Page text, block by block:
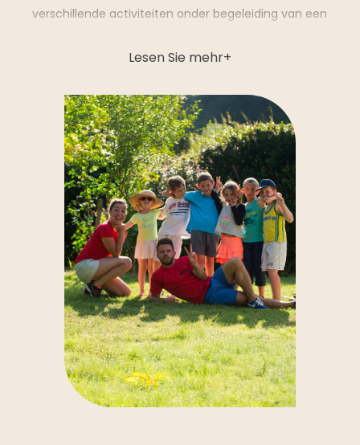
Lesen Sie mehr
verschillende activiteiten onder begeleiding van een
Creatieve activiteiten om hun verbeelding
de vrije loop te laten,
Buitenspelletjesom te rennen, lachen en
nieuwe vrienden te maken,
Schattenjachtenvoor avonturiers.
En om de week in stijl af te sluiten, gaan de kinderen
het podium op om een show van dans, zang en
toneel te presenteren, waar hun ouders trots naar
kijken.
👉 De miniclub loopt van 6 juli tot 28 augustus, van
zondagmiddag tot vrijdag. Schrijf je direct ter
plaatse in (plaatsen zijn beperkt). Alle activiteiten
gratis.